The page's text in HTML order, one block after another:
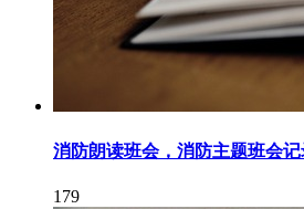
消防朗读班会，消防主题班会记
179